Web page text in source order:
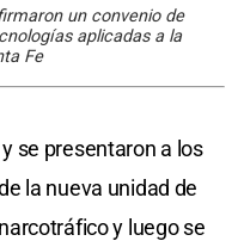
un convenio de
aplicadas a la
Fe
se presentaron a los
la nueva unidad de
y luego se